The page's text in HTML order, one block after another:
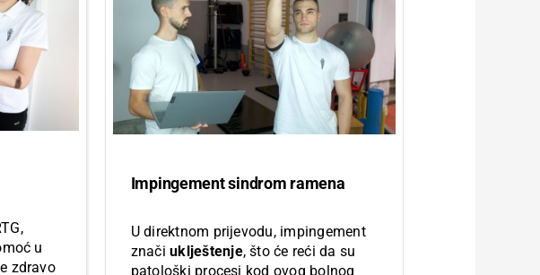
u
zdravo
Impingement sindrom ramena
U direktnom prijevodu, impingement
značiuklještenje, što će reći da su
patološki procesi kod ovog bolnog